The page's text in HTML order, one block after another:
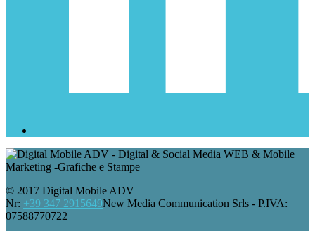
© 2017 Digital Mobile ADV
Nr: +39 347 2915649New Media Communication Srls - P.IVA:
07588770722